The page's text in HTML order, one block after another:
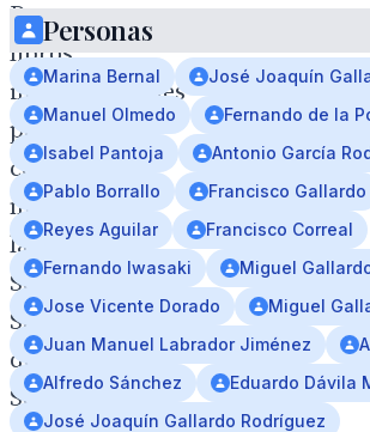
Doce
libros
imprescindibles
para
conocer
mejor
la
Semana
Santa
de
Sevilla
Personas
Marina Bernal
José Joaquín
Manuel Olmedo
Fernando de la
Isabel Pantoja
Antonio García
Pablo Borrallo
Francisco Gallardo
Reyes Aguilar
Francisco Correal
Fernando Iwasaki
Miguel
Jose Vicente Dorado
Miguel
Juan Manuel Labrador Jiménez
Alfredo Sánchez
Eduardo Dávila
José Joaquín Gallardo Rodríguez